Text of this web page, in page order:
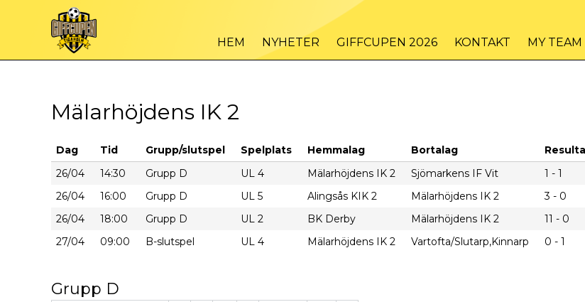
HEM NYHETER GIFFCUPEN 2026 KONTAKT MY TEAM
Mälarhöjdens IK 2
Dag Tid Grupp/slutspel Spelplats Hemmalag Bortalag
26/04
14:30 Grupp D UL 4 Mälarhöjdens IK 2 Sjömarkens IF Vit 1 - 1
26/04
16:00 Grupp D UL 5 Alingsås KIK 2 Mälarhöjdens IK 2 3 - 0
26/04
18:00 Grupp D UL 2 BK Derby Mälarhöjdens IK 2 11 - 0
27/04
09:00 B-slutspel UL 4 Mälarhöjdens IK 2 Vartofta/Slutarp,Kinnarp 0 - 1
Grupp D